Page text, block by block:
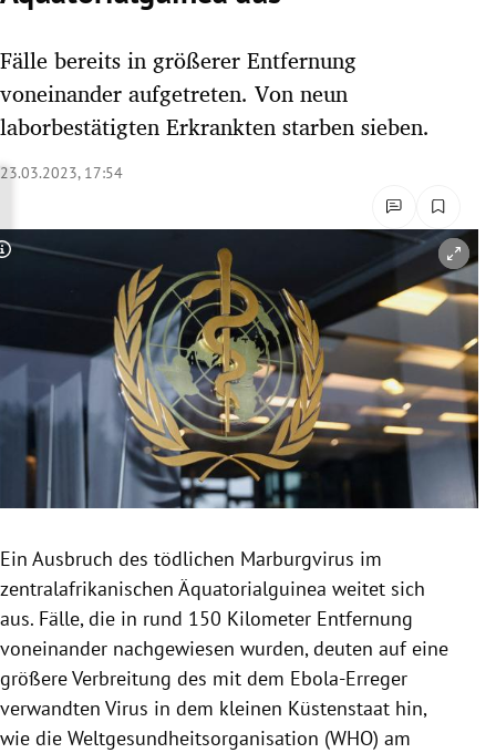
Untermenü
Untermenü
Untermenü
Untermenü
Untermenü
Untermenü
Untermenü
Fälle bereits in größerer Entfernung
voneinander aufgetreten. Von neun
laborbestätigten Erkrankten starben sieben.
23.03.2023, 17:54
Copyright-Hinweis öffnen/schließen
Ein Ausbruch des tödlichen Marburgvirus im
zentralafrikanischen Äquatorialguinea weitet sich
aus. Fälle, die in rund 150 Kilometer Entfernung
voneinander nachgewiesen wurden, deuten auf eine
größere Verbreitung des mit dem Ebola-Erreger
verwandten Virus in dem kleinen Küstenstaat hin,
wie die Weltgesundheitsorganisation (WHO) am